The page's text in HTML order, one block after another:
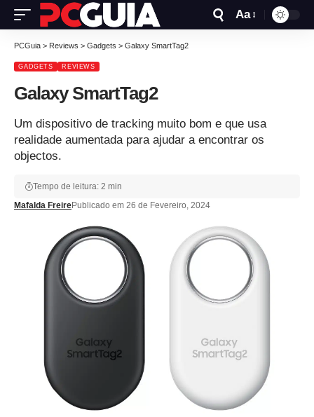
Aa
PCGuia > Reviews > Gadgets > Galaxy SmartTag2
GADGETS REVIEWS
Galaxy SmartTag2
Um dispositivo de tracking muito bom e que usa
realidade aumentada para ajudar a encontrar os
objectos.
Mafalda FreirePublicado em 26 de Fevereiro, 2024
Tempo de leitura: 2 min